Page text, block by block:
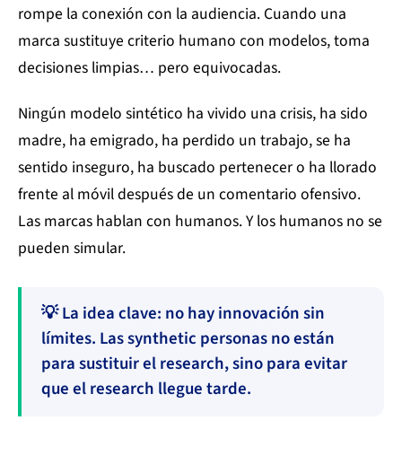
rompe la conexión con la audiencia. Cuando una
marca sustituye criterio humano con modelos, toma
decisiones limpias… pero equivocadas.
Ningún modelo sintético ha vivido una crisis, ha sido
madre, ha emigrado, ha perdido un trabajo, se ha
sentido inseguro, ha buscado pertenecer o ha llorado
frente al móvil después de un comentario ofensivo.
Las marcas hablan con humanos. Y los humanos no se
pueden simular.
💡 La idea clave: no hay innovación sin
límites. Las synthetic personas no están
para sustituir el research, sino para evitar
que el research llegue tarde.